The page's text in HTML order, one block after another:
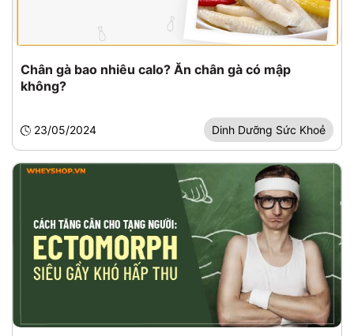
Chân gà bao nhiêu calo? Ăn chân gà có mập
không?
23/05/2024 Dinh Dưỡng Sức Khoẻ